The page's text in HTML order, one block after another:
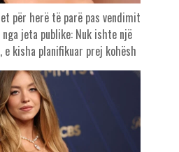
për herë të parë pas vendimit
jeta publike: Nuk ishte një
e kisha planifikuar prej kohësh